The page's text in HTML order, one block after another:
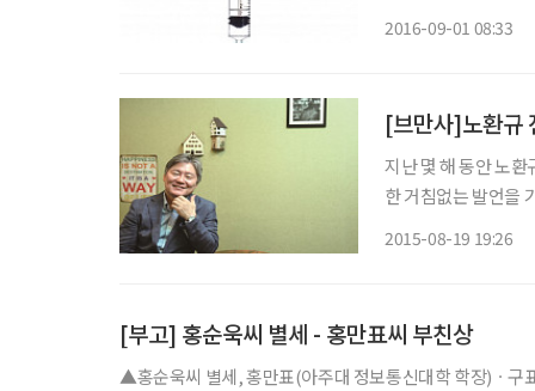
2016-09-01 08:33
[브만사]노환규
지난 몇 해 동안 노
한 거침없는 발언을
2015-08-19 19:26
[부고] 홍순욱씨 별세 - 홍만표씨 부친상
▲홍순욱씨 별세, 홍만표(아주대 정보통신대학 학장)ㆍ구